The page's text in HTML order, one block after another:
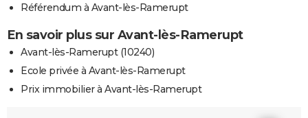
Référendum à Avant-lès-Ramerupt
En savoir plus sur Avant-lès-Ramerupt
Avant-lès-Ramerupt (10240)
Ecole privée à Avant-lès-Ramerupt
Prix immobilier à Avant-lès-Ramerupt